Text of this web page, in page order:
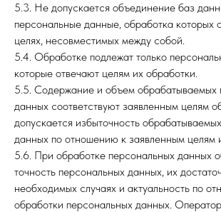
5.3. Не допускается объединение баз
персональные данные, обработка которых
целях, несовместимых между собой.
5.4. Обработке подлежат только
которые отвечают целям их обработки.
5.5. Содержание и объем обрабатываемых
данных соответствуют заявленным целям
допускается избыточность
данных по отношению к заявленным целям
5.6. При обработке персональных данных
точность персональных данных, их
необходимых случаях и актуальность по
обработки персональных данных.